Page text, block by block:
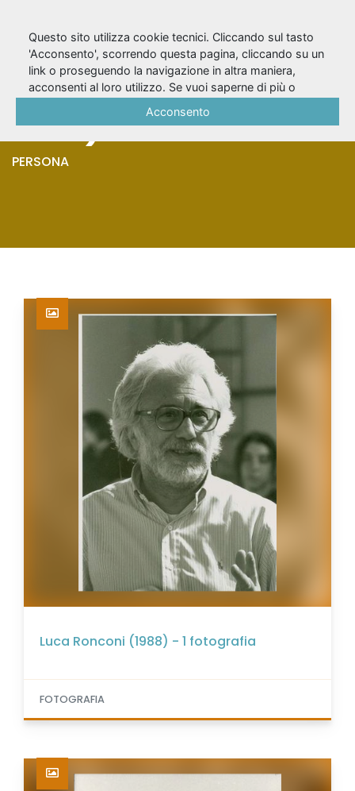
Ronconi, Luca (1933-
2015)
PERSONA
Luca Ronconi (1988) - 1 fotografia
FOTOGRAFIA
Questo sito utilizza cookie tecnici. Cliccando sul tasto
'Acconsento', scorrendo questa pagina, cliccando su un
link o proseguendo la navigazione in altra maniera,
acconsenti al loro utilizzo. Se vuoi saperne di più o
Acconsento